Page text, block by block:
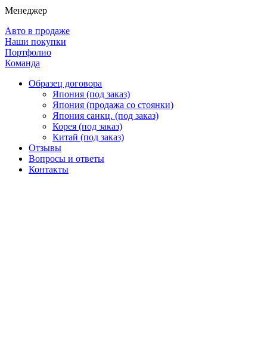
Менеджер
Авто в продаже
Наши покупки
Портфолио
Команда
Образец договора
Япония (под заказ)
Япония (продажа со стоянки)
Япония санкц. (под заказ)
Корея (под заказ)
Китай (под заказ)
Отзывы
Вопросы и ответы
Контакты